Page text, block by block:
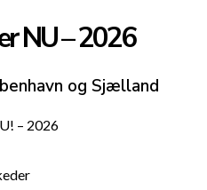
NU – 2026
og Sjælland
– 2026